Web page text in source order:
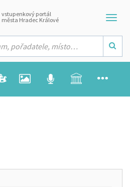
vstupenkový portál
města Hradec Králové